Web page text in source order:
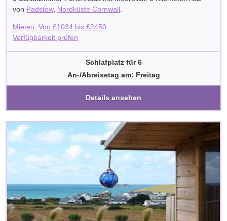
von Padstow, Nordküste Cornwall
Mieten: Von£1034 bis£2450
Verfügbarkeit prüfen
Schlafplatz für 6
An-/Abreisetag am: Freitag
Details ansehen